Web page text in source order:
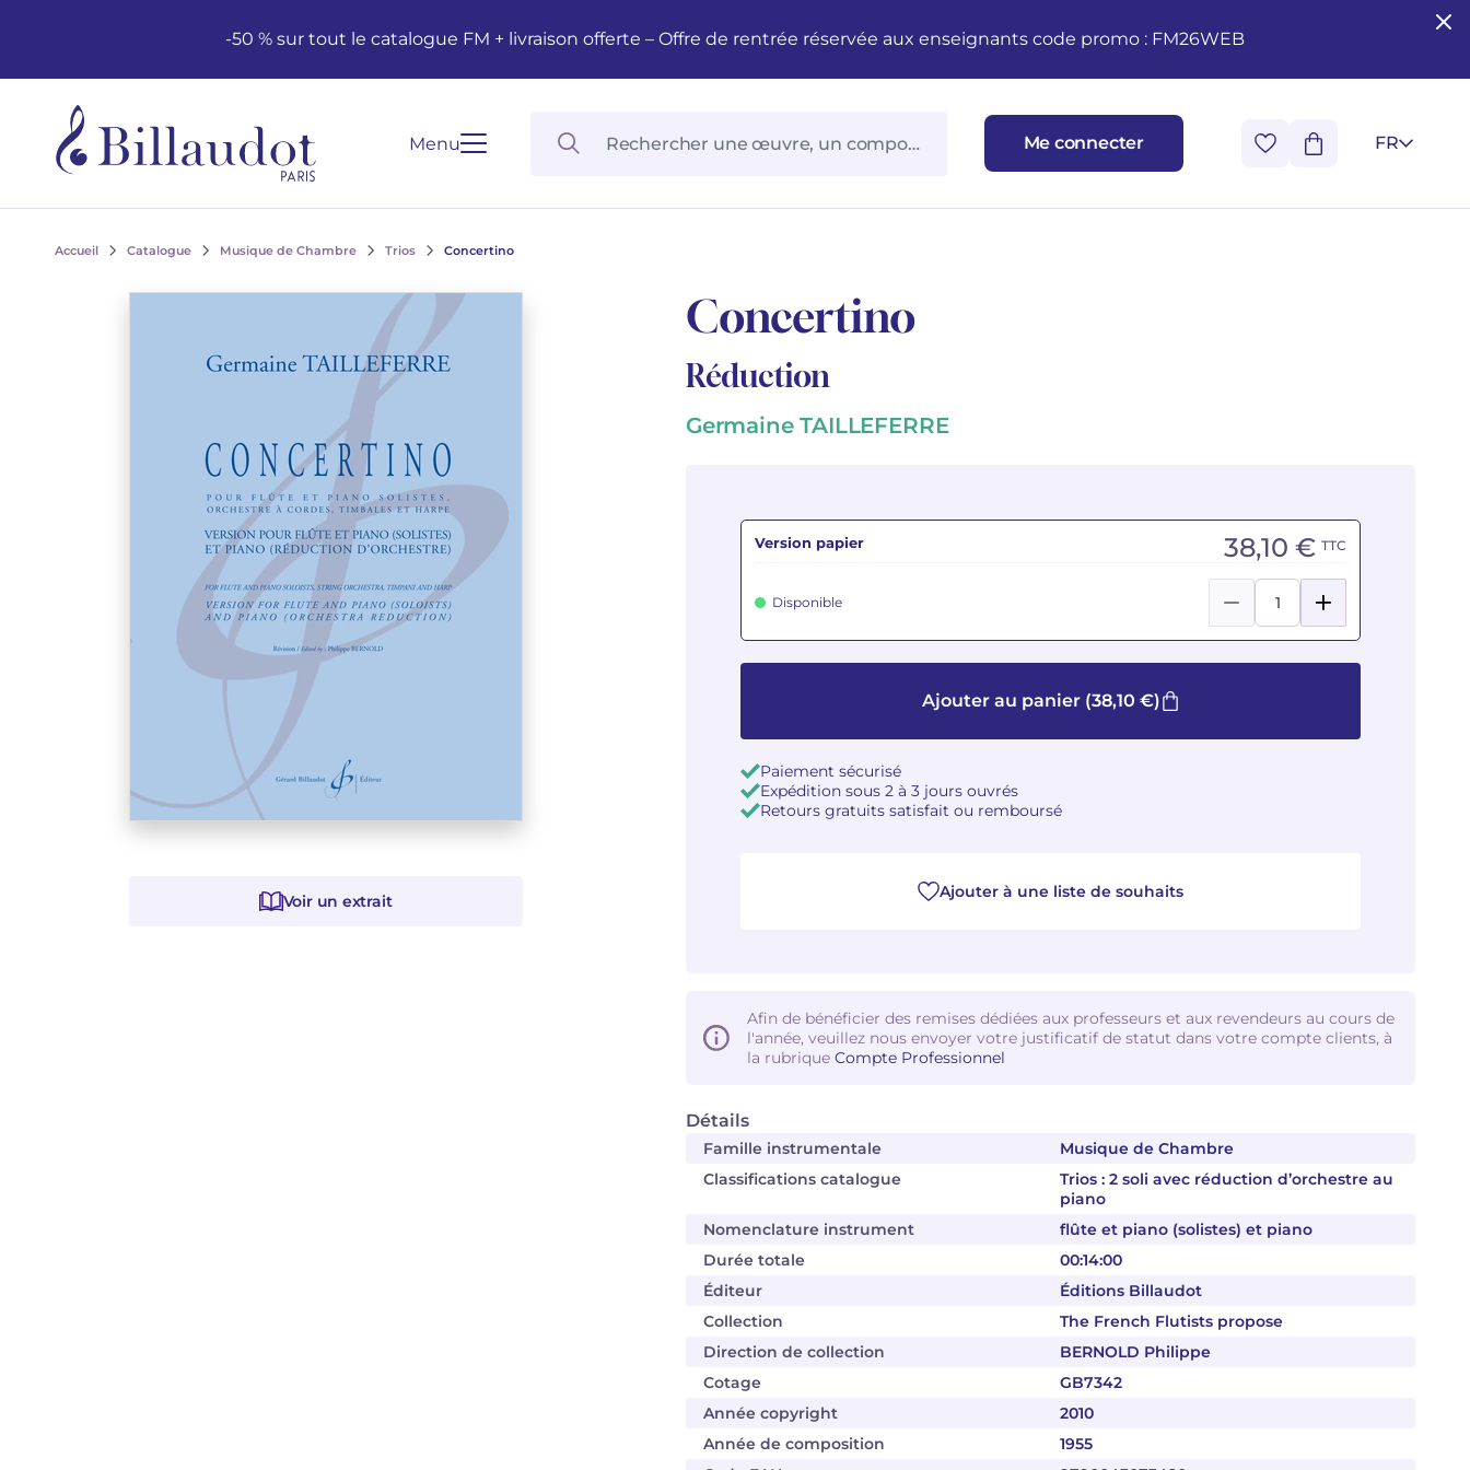
-50 % sur tout le catalogue FM + livraison offerte – Offre de rentrée réservée aux enseignants code promo : FM26WEB
Menu Me connecter FR
Accueil Catalogue Musique de Chambre Trios Concertino
Concertino
Réduction
Germaine TAILLEFERRE
Détails
Famille instrumentale
Musique de Chambre
Classifications catalogue
Trios : 2 soli avec réduction d’orchestre au
piano
Nomenclature instrument
flûte et piano (solistes) et piano
Durée totale
00:14:00
Éditeur
Éditions Billaudot
Collection
The French Flutists propose
Direction de collection
BERNOLD Philippe
Cotage
GB7342
Année copyright
2010
Année de composition
1955
Version papier 38,10 € TTC
Disponible
Ajouter au panier(38,10 €)
Paiement sécurisé
Expédition sous 2 à 3 jours ouvrés
Retours gratuits satisfait ou remboursé
Ajouter à une liste de souhaits
Afin de bénéficier des remises dédiées aux professeurs et aux revendeurs au cours de
l'année, veuillez nous envoyer votre justificatif de statut dans votre compte clients, à
la rubrique Compte Professionnel
Voir un extrait